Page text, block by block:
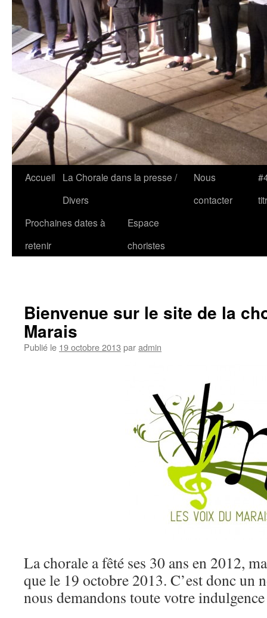
Accueil
La Chorale dans la presse /
Divers
Nous
contacter
Prochaines dates à
retenir
Espace
choristes
Bienvenue sur le site de la
Marais
Publié le 19 octobre 2013 paradmin
La chorale a fêté ses 30 ans en 2012,
que le 19 octobre 2013. C’est donc un
nous demandons toute votre